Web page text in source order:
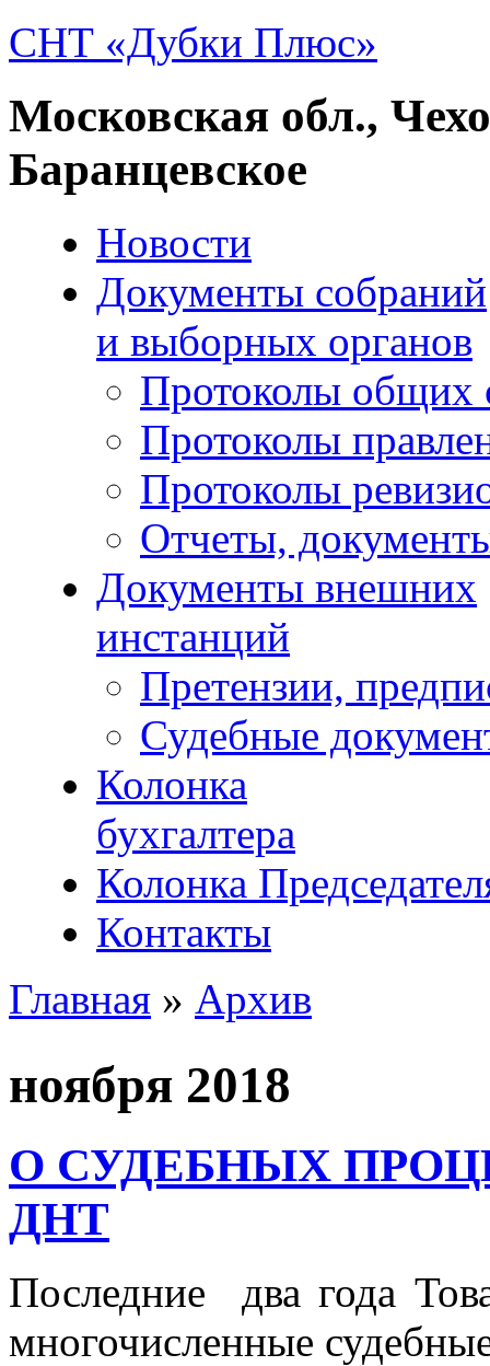
СНТ «Дубки Плюс»
Московская обл.,
Баранцевское
Новости
Документы собраний
и выборных органов
Протоколы общих
Протоколы
Протоколы
Отчеты,
Документы внешних
инстанций
Претензии,
Судебные
Колонка
бухгалтера
Колонка
Контакты
Вы здесь
Главная » Архив
ноября 2018
О СУДЕБНЫХ
ДНТ
Последние два года
многочисленные